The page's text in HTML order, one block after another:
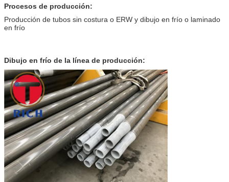
Procesos de producción:
Producción de tubos sin costura o ERW y dibujo en frío o laminado
en frío
Dibujo en frío de la línea de producción: